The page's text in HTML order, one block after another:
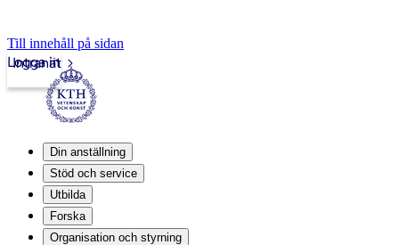
Till innehåll på sidan
Intranät
Logga in
Din anställning
Stöd och service
Utbilda
Forska
Organisation och styrning